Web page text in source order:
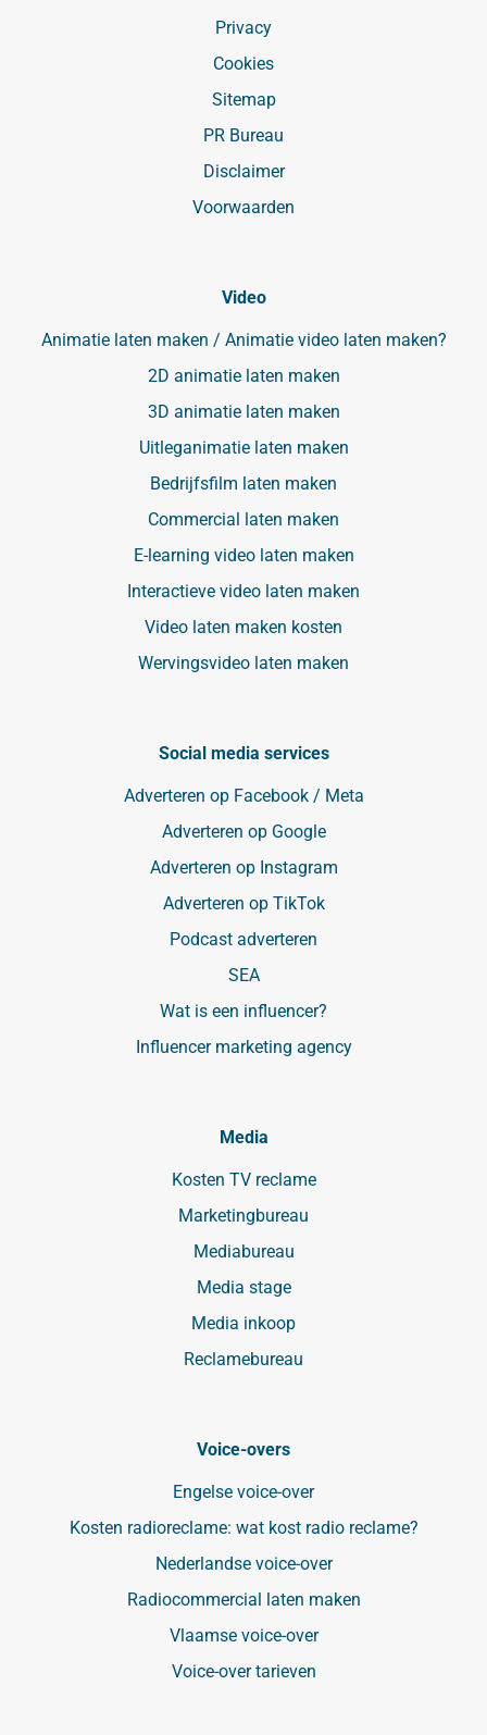
Privacy
Cookies
Sitemap
PR Bureau
Disclaimer
Voorwaarden
Video
Animatie laten maken / Animatie video laten maken?
2D animatie laten maken
3D animatie laten maken
Uitleganimatie laten maken
Bedrijfsfilm laten maken
Commercial laten maken
E-learning video laten maken
Interactieve video laten maken
Video laten maken kosten
Wervingsvideo laten maken
Social media services
Adverteren op Facebook / Meta
Adverteren op Google
Adverteren op Instagram
Adverteren op TikTok
Podcast adverteren
SEA
Wat is een influencer?
Influencer marketing agency
Media
Kosten TV reclame
Marketingbureau
Mediabureau
Media stage
Media inkoop
Reclamebureau
Voice-overs
Engelse voice-over
Kosten radioreclame: wat kost radio reclame?
Nederlandse voice-over
Radiocommercial laten maken
Vlaamse voice-over
Voice-over tarieven